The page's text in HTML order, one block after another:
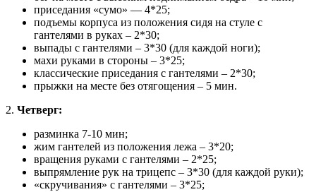
приседания «сумо» — 4*25;
подъемы корпуса из положения сидя на стуле с
гантелями в руках – 2*30;
выпады с гантелями – 3*30 (для каждой ноги);
махи руками в стороны – 3*25;
классические приседания с гантелями – 2*30;
прыжки на месте без отягощения – 5 мин.
2. Четверг:
разминка 7-10 мин;
жим гантелей из положения лежа – 3*20;
вращения руками с гантелями – 2*25;
выпрямление рук на трицепс – 3*30 (для каждой руки);
«скручивания» с гантелями – 3*25;